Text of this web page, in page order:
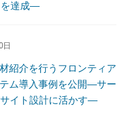
を達成―
日
紹介を行うフロンティア
ム導入事例を公開―サー
イト設計に活かす―